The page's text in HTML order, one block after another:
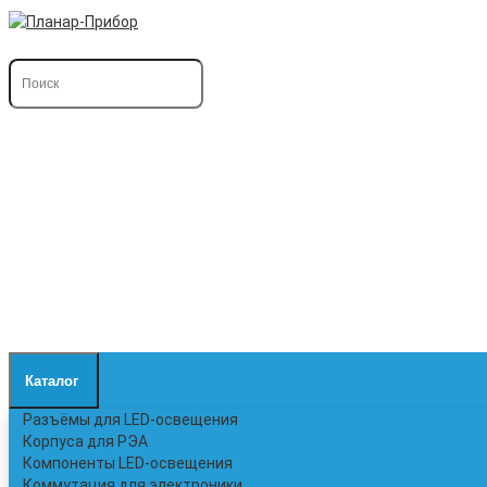
Каталог
Разъёмы для LED-освещения
Корпуса для РЭА
Компоненты LED-освещения